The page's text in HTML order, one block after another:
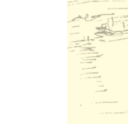
원래의 나이
내가 원하는 나
어떤 일을 하
나를 나답게 하
세상의 능력
진짜 나와 가
스스로가 스